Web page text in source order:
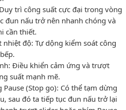
trì công suất cực đại trong vòng
đun nấu trở nên nhanh chóng và
cần thiết.
nhiệt độ: Tự dộng kiểm soát công
Điều khiển cảm ứng và trượt
suất mạnh mẽ.
(Stop go): Có thể tạm dừng
sau đó ta tiếp tục đun nấu trở lại